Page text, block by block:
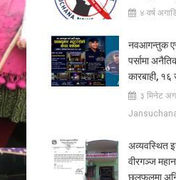
४ वर्ष
नवआगन्तुक
पर्सामा
कारबाही, १६
३ मिनेट
अव्यवस्थित
वीरगञ्ज
छलफलमा